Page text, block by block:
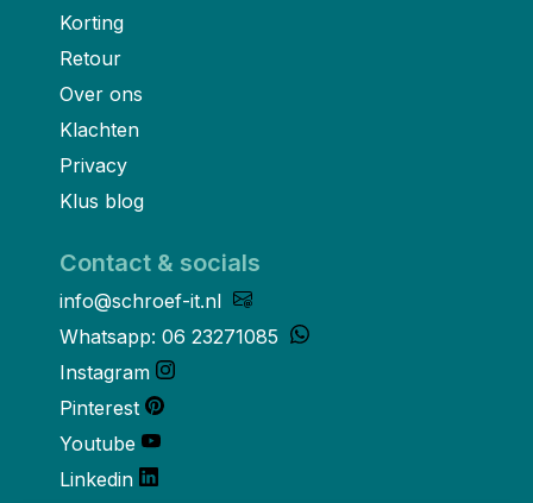
Korting
Retour
Over ons
Klachten
Privacy
Klus blog
Contact & socials
info@schroef-it.nl
Whatsapp: 06 23271085
Instagram
Pinterest
Youtube
Linkedin